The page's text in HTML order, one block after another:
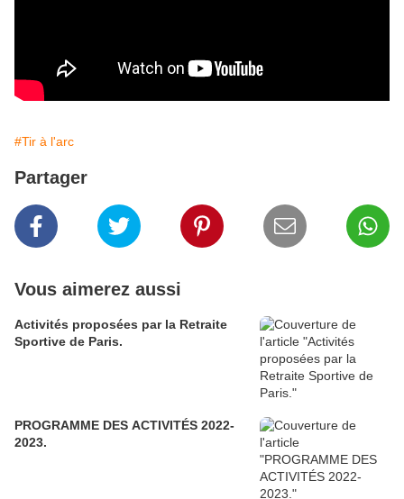
#Tir à l'arc
Partager
Vous aimerez aussi
Activités proposées par la Retraite
Sportive de Paris.
PROGRAMME DES ACTIVITÉS 2022-
2023.